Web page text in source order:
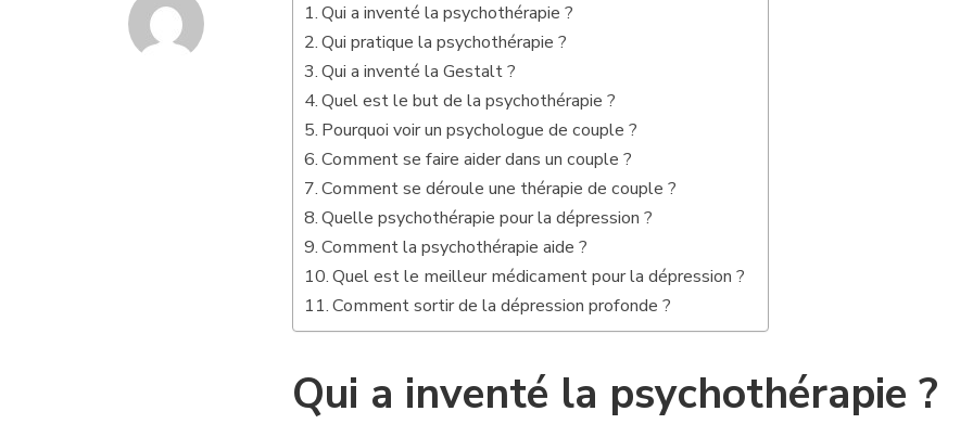
Qui a inventé la psychothérapie ?
Qui pratique la psychothérapie ?
Qui a inventé la Gestalt ?
Quel est le but de la psychothérapie ?
Pourquoi voir un psychologue de couple ?
Comment se faire aider dans un couple ?
Comment se déroule une thérapie de couple ?
Quelle psychothérapie pour la dépression ?
Comment la psychothérapie aide ?
Quel est le meilleur médicament pour la dépression ?
Comment sortir de la dépression profonde ?
Qui a inventé la psychothérapie ?